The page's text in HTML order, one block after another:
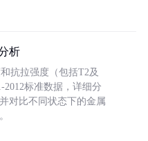
析
抗拉强度（包括T2及
2012标准数据，详细分
对比不同状态下的金属